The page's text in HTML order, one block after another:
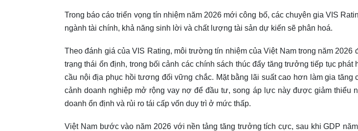
Trong báo cáo triển vọng tín nhiệm năm 2026 mới công bố, các chuyên gia VIS
ngành tài chính, khả năng sinh lời và chất lượng tài sản dự kiến sẽ phân hoá.
Theo đánh giá của VIS Rating, môi trường tín nhiệm của Việt Nam trong năm 2026
trạng thái ổn định, trong bối cảnh các chính sách thúc đẩy tăng trưởng tiếp tục phát
cầu nội địa phục hồi tương đối vững chắc. Mặt bằng lãi suất cao hơn làm gia tăng
cảnh doanh nghiệp mở rộng vay nợ để đầu tư, song áp lực này được giảm thiểu
doanh ổn định và rủi ro tái cấp vốn duy trì ở mức thấp.
Việt Nam bước vào năm 2026 với nền tảng tăng trưởng tích cực, sau khi GDP